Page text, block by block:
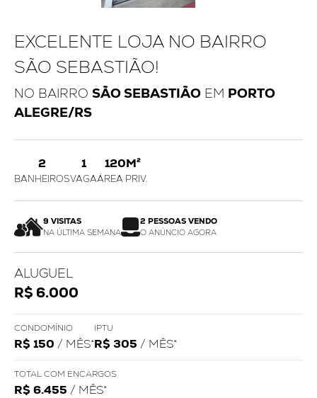
EXCELENTE LOJA NO BAIRRO
SÃO SEBASTIÃO!
NO BAIRRO SÃO SEBASTIÃO EM PORTO
ALEGRE/RS
2
BANHEIROS
1
VAGA
120M²
ÁREA PRIV.
9 VISITAS
NA ÚLTIMA SEMANA
2 PESSOAS VENDO
O ANÚNCIO AGORA
ALUGUEL
R$ 6.000
CONDOMÍNIO
R$ 150 / MÊS*
IPTU
R$ 305 / MÊS*
TOTAL COM ENCARGOS
R$ 6.455 / MÊS*